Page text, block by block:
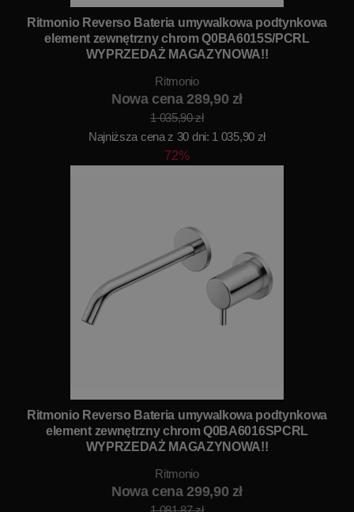
Ritmonio Reverso Bateria umywalkowa podtynkowa
element zewnętrzny chrom Q0BA6015S/PCRL
WYPRZEDAŻ MAGAZYNOWA!!
Ritmonio
Nowa cena 289,90 zł
1 035,90 zł
Najniższa cena z 30 dni: 1 035,90 zł
72%
Ritmonio Reverso Bateria umywalkowa podtynkowa
element zewnętrzny chrom Q0BA6016SPCRL
WYPRZEDAŻ MAGAZYNOWA!!
Ritmonio
Nowa cena 299,90 zł